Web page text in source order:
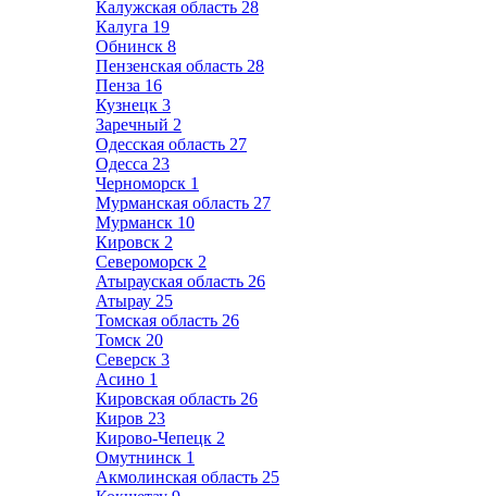
Калужская область 28
Калуга 19
Обнинск 8
Пензенская область 28
Пенза 16
Кузнецк 3
Заречный 2
Одесская область 27
Одесса 23
Черноморск 1
Мурманская область 27
Мурманск 10
Кировск 2
Североморск 2
Атырауская область 26
Атырау 25
Томская область 26
Томск 20
Северск 3
Асино 1
Кировская область 26
Киров 23
Кирово-Чепецк 2
Омутнинск 1
Акмолинская область 25